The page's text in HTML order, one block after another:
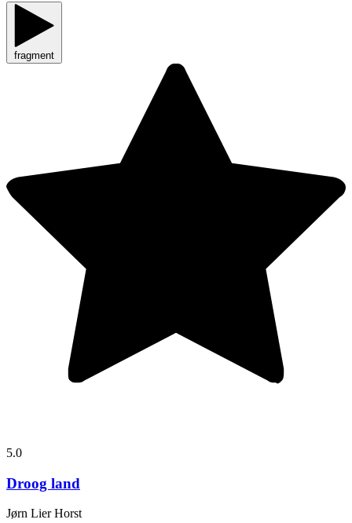
fragment
5.0
Droog land
Jørn Lier Horst